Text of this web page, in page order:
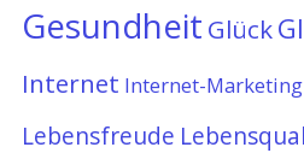
Gesundheit Glück
Internet Internet-Marketing
Lebensfreude